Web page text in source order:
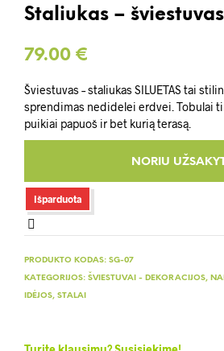
Staliukas – šviestuvas
79.00 €
Šviestuvas – staliukas SILUETAS tai
sprendimas nedidelei erdvei. Tobulai
puikiai papuoš ir bet kurią terasą.
Išparduota
PRODUKTO KODAS: SG-07
KATEGORIJOS: ŠVIESTUVAI - DEKORACIJOS,
IDĖJOS, STALAI